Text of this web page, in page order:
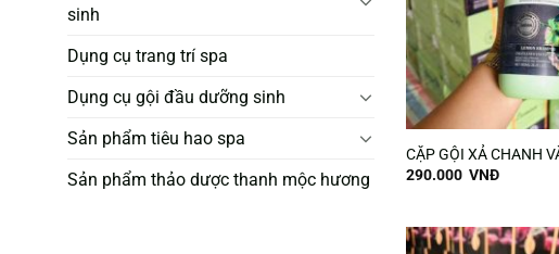
sinh
Dụng cụ trang trí spa
Dụng cụ gội đầu dưỡng sinh
Sản phẩm tiêu hao spa
Sản phẩm thảo dược thanh mộc hương
CẶP GỘI XẢ CHANH
290.000 VNĐ